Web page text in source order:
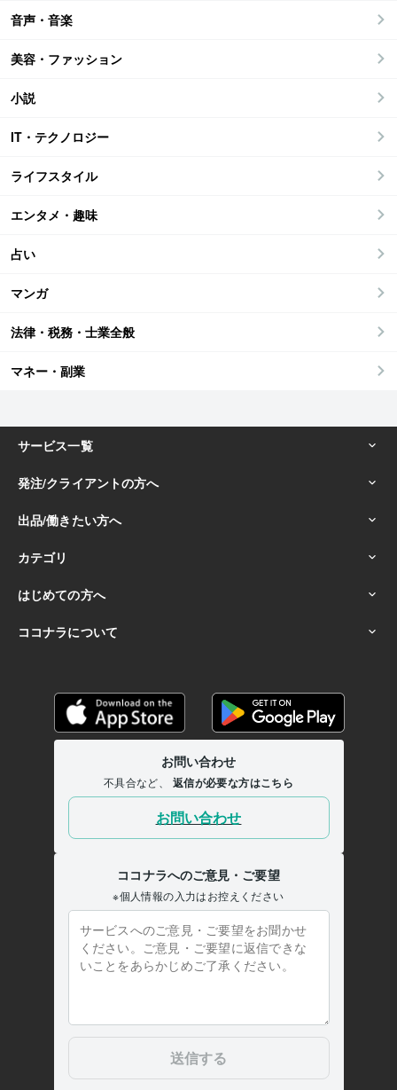
音声・音楽
美容・ファッション
小説
IT・テクノロジー
ライフスタイル
エンタメ・趣味
占い
マンガ
法律・税務・士業全般
マネー・副業